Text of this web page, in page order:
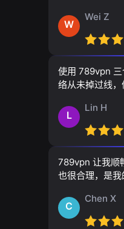
W
Wei Z
使用 789vpn 三
络从未掉过线，
L
Lin H
789vpn 让我顺
也很合理，是我
C
Chen X